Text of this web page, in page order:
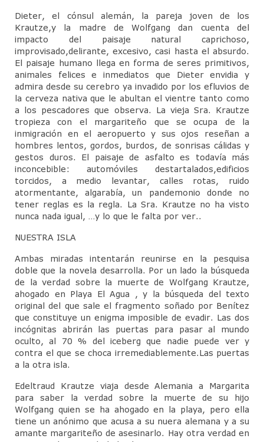
Dieter, el cónsul alemán, la pareja joven de los
Krautze,y la madre de Wolfgang dan cuenta del
impacto del paisaje natural caprichoso,
improvisado,delirante, excesivo, casi hasta el absurdo.
El paisaje humano llega en forma de seres primitivos,
animales felices e inmediatos que Dieter envidia y
admira desde su cerebro ya invadido por los efluvios de
la cerveza nativa que le abultan el vientre tanto como
a los pescadores que observa. La vieja Sra. Krautze
tropieza con el margariteño que se ocupa de la
inmigración en el aeropuerto y sus ojos reseñan a
hombres lentos, gordos, burdos, de sonrisas cálidas y
gestos duros. El paisaje de asfalto es todavía más
inconcebible: automóviles destartalados,edificios
torcidos, a medio levantar, calles rotas, ruido
atormentante, algarabía, un pandemonio donde no
tener reglas es la regla. La Sra. Krautze no ha visto
nunca nada igual, …y lo que le falta por ver..
NUESTRA ISLA
Ambas miradas intentarán reunirse en la pesquisa
doble que la novela desarrolla. Por un lado la búsqueda
de la verdad sobre la muerte de Wolfgang Krautze,
ahogado en Playa El Agua , y la búsqueda del texto
original del que sale el fragmento soñado por Benítez
que constituye un enigma imposible de evadir. Las dos
incógnitas abrirán las puertas para pasar al mundo
oculto, al 70 % del iceberg que nadie puede ver y
contra el que se choca irremediablemente.Las puertas
a la otra isla.
Edeltraud Krautze viaja desde Alemania a Margarita
para saber la verdad sobre la muerte de su hijo
Wolfgang quien se ha ahogado en la playa, pero ella
tiene un anónimo que acusa a su nuera alemana y a su
amante margariteño de asesinarlo. Hay otra verdad en